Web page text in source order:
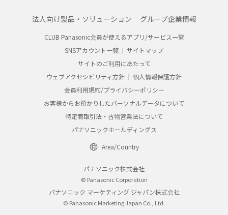
法人向け製品・ソリューション グループ企業情報
CLUB Panasonic会員が使えるアプリ/サービス一覧
SNSアカウント一覧
サイトマップ
サイトのご利用にあたって
ウェブアクセシビリティ方針
個人情報保護方針
会員利用規約/プライバシーポリシー
お客様からお預かりしたパーソナルデータについて
特定商取引法・古物営業法について
パナソニックホールディングス
Area/Country
パナソニック株式会社
© Panasonic Corporation
パナソニック マーケティング ジャパン株式会社
© Panasonic Marketing Japan Co., Ltd.